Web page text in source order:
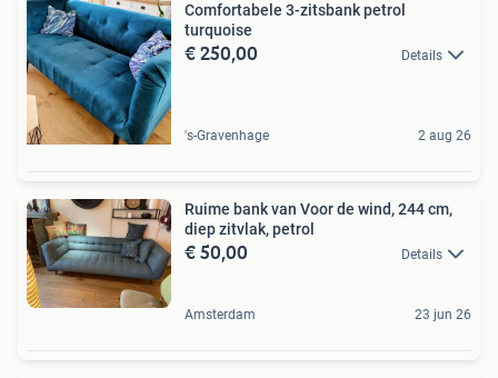
Comfortabele 3-zitsbank petrol
turquoise
€ 250,00 Details
's-Gravenhage 2 aug 26
Ruime bank van Voor de wind, 244 cm,
diep zitvlak, petrol
€ 50,00 Details
Amsterdam 23 jun 26